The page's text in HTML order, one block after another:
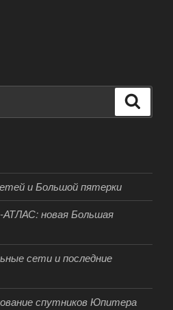
и Большой пятерки
новая Большая
сети и последние
спутников Юпитера